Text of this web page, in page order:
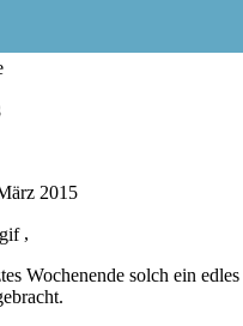
2015
,
Wochenende solch ein